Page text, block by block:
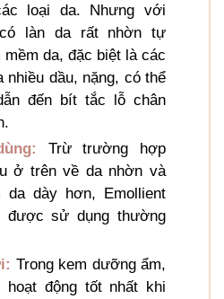
loại da. Nhưng với
làn da rất nhờn tự
mềm da, đặc biệt là các
nhiều dầu, nặng, có thể
đến bít tắc lỗ chân
Trừ trường hợp
ở trên về da nhờn và
da dày hơn, Emollient
được sử dụng thường
Trong kem dưỡng ẩm,
hoạt động tốt nhất khi